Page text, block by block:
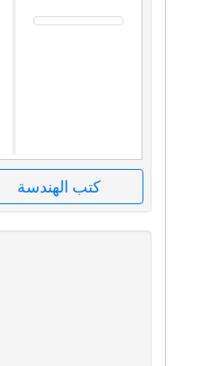
كتب الهندسة